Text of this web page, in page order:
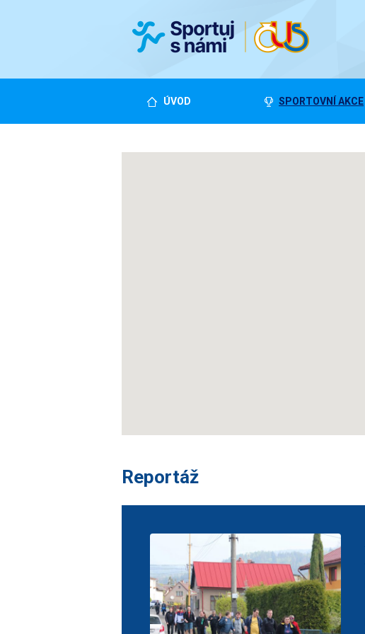
ÚVOD SPORTOVNÍ AKCE
Reportáž